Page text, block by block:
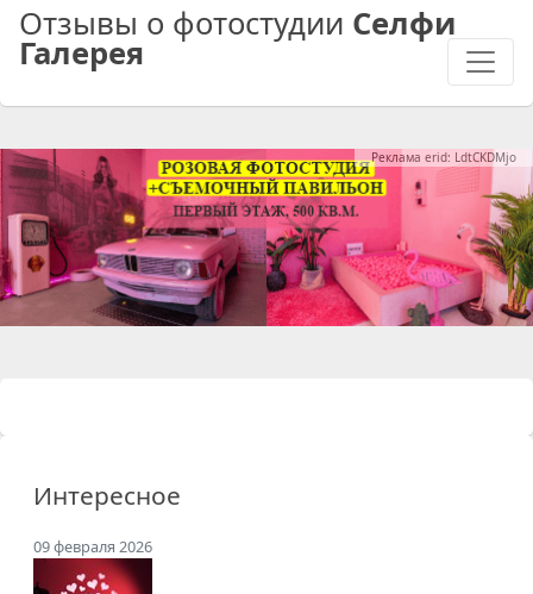
Отзывы о фотостудии Селфи
Галерея
Реклама erid: LdtCKDMjo
Интересное
09 февраля 2026